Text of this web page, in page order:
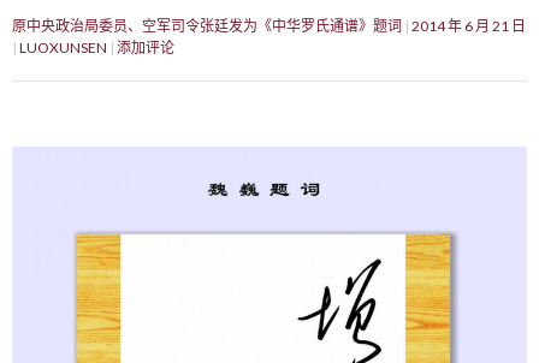
原中央政治局委员、空军司令张廷发为《中华罗氏通谱》题词 2014 年 6 月 21 日
LUOXUNSEN 添加评论